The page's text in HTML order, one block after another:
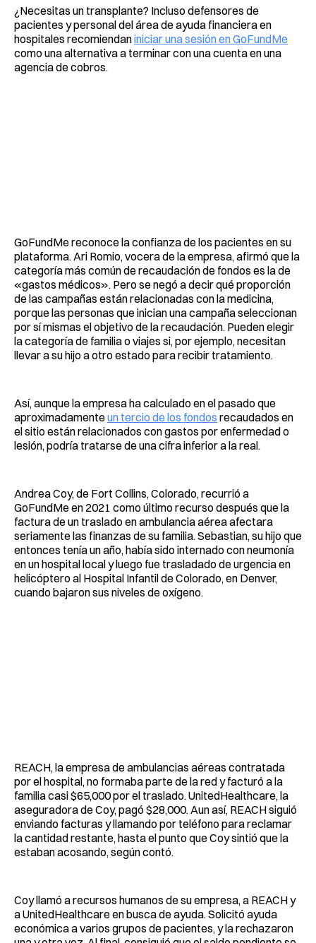
¿Necesitas un transplante? Incluso defensores de
pacientes y personal del área de ayuda financiera en
hospitales recomiendaniniciar una sesión en GoFundMe
como una alternativa a terminar con una cuenta en una
agencia de cobros.
GoFundMe reconoce la confianza de los pacientes en su
plataforma. Ari Romio, vocera de la empresa, afirmó que la
categoría más común de recaudación de fondos es la de
«gastos médicos». Pero se negó a decir qué proporción
de las campañas están relacionadas con la medicina,
porque las personas que inician una campaña seleccionan
por sí mismas el objetivo de la recaudación. Pueden elegir
la categoría de familia o viajes si, por ejemplo, necesitan
llevar a su hijo a otro estado para recibir tratamiento.
Así, aunque la empresa ha calculado en el pasado que
aproximadamenteun tercio de los fondos recaudados en
el sitio están relacionados con gastos por enfermedad o
lesión, podría tratarse de una cifra inferior a la real.
Andrea Coy, de Fort Collins, Colorado, recurrió a
GoFundMe en 2021 como último recurso después que la
factura de un traslado en ambulancia aérea afectara
seriamente las finanzas de su familia. Sebastian, su hijo que
entonces tenía un año, había sido internado con neumonía
en un hospital local y luego fue trasladado de urgencia en
helicóptero al Hospital Infantil de Colorado, en Denver,
cuando bajaron sus niveles de oxígeno.
REACH, la empresa de ambulancias aéreas contratada
por el hospital, no formaba parte de la red y facturó a la
familia casi $65,000 por el traslado. UnitedHealthcare, la
aseguradora de Coy, pagó $28,000. Aun así, REACH siguió
enviando facturas y llamando por teléfono para reclamar
la cantidad restante, hasta el punto que Coy sintió que la
estaban acosando, según contó.
Coy llamó a recursos humanos de su empresa, a REACH y
a UnitedHealthcare en busca de ayuda. Solicitó ayuda
económica a varios grupos de pacientes, y la rechazaron